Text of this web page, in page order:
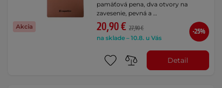
Akcia
pamäťová pena, dva otvory na
zavesenie, pevná a …
20,90 € 27,90 €
na sklade – 10.8. u Vás
-25%
Detail